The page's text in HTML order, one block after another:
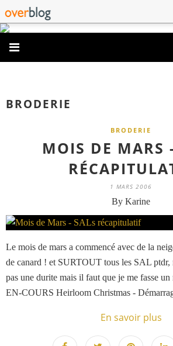
BRODERIE
BRODERIE
MOIS DE MARS
1 MARS 2006
By Karine
Le mois de mars a commencé avec de la
de canard ! et SURTOUT tous les SAL ptdr,
pas une durite mais il faut que je me fasse
EN-COURS Heirloom Christmas -
En savoir plus